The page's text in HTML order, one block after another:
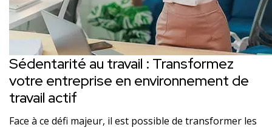
Sédentarité au travail : Transformez
votre entreprise en environnement de
travail actif
Face à ce défi majeur, il est possible de transformer les